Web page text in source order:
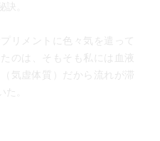
。
リメントに色々気を遣って
のは、そもそも私には血液
気虚体質）だから流れが滞
。